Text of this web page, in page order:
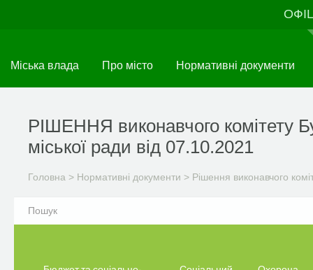
Міська влада Про місто Нормативні документи
РІШЕННЯ виконавчого комітету
міської ради від 07.10.2021
Головна > Нормативні документи > Рішення виконавчого